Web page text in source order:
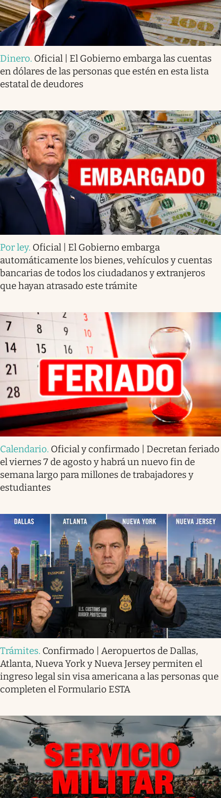
Dinero. Oficial | El Gobierno embarga las cuentas
en dólares de las personas que estén en esta lista
estatal de deudores
Por ley. Oficial | El Gobierno embarga
automáticamente los bienes, vehículos y cuentas
bancarias de todos los ciudadanos y extranjeros
que hayan atrasado este trámite
Calendario. Oficial y confirmado | Decretan feriado
el viernes 7 de agosto y habrá un nuevo fin de
semana largo para millones de trabajadores y
estudiantes
Trámites. Confirmado | Aeropuertos de Dallas,
Atlanta, Nueva York y Nueva Jersey permiten el
ingreso legal sin visa americana a las personas que
completen el Formulario ESTA